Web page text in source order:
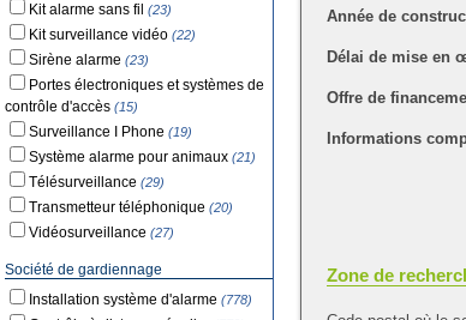
Kit alarme sans fil (23)
Kit surveillance vidéo (22)
Sirène alarme (23)
Portes électroniques et systèmes de
contrôle d'accès (15)
Surveillance I Phone (19)
Système alarme pour animaux (21)
Télésurveillance (29)
Transmetteur téléphonique (20)
Vidéosurveillance (27)
Société de gardiennage
Installation système d'alarme (778)
Année de
Délai de mise en
Offre de
Informations
Zone de